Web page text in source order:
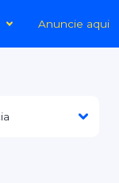
Anuncie aqui